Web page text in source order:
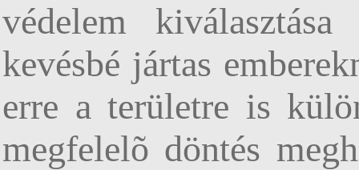
védelem
kevésbé jártas
erre a területre is
megfelelõ döntés